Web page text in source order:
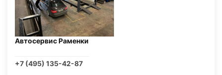
Автосервис Раменки
+7 (495) 135-42-87